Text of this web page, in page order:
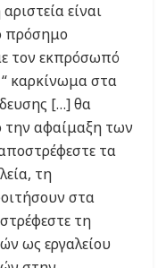
είναι
πρόσημο
τον εκπρόσωπό
καρκίνωμα στα
[…] θα
την αφαίμαξη των
τα
τη
στα
τη
ως εργαλείου